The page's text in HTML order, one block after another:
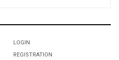
LOGIN
REGISTRATION